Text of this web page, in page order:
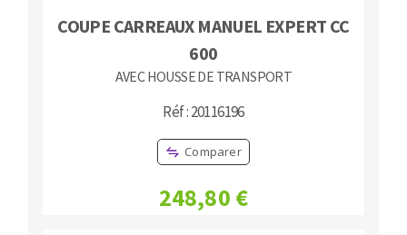
COUPE CARREAUX MANUEL EXPERT CC
600
AVEC HOUSSE DE TRANSPORT
Réf : 20116196
Comparer
248,80 €